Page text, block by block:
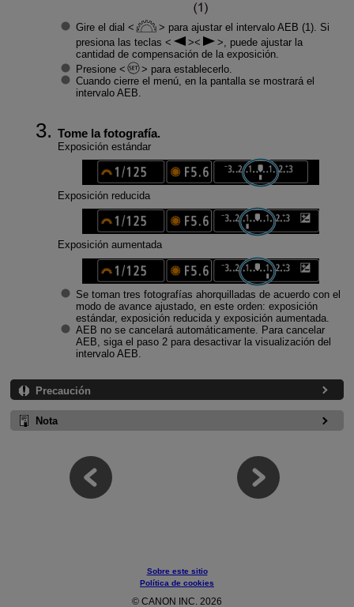
Gire el dial
para ajustar el intervalo AEB (1). Si
presiona las teclas
, puede ajustar la
cantidad de compensación de la exposición.
Presione
para establecerlo.
Cuando cierre el menú, en la pantalla se mostrará el
intervalo AEB.
Tome la fotografía.
Exposición estándar
Exposición reducida
Exposición aumentada
Se toman tres fotografías ahorquilladas de acuerdo con el
modo de avance ajustado, en este orden: exposición
estándar, exposición reducida y exposición aumentada.
AEB no se cancelará automáticamente. Para cancelar
AEB, siga el paso 2 para desactivar la visualización del
intervalo AEB.
Precaución
Nota
Sobre este sitio
Política de cookies
© CANON INC. 2026